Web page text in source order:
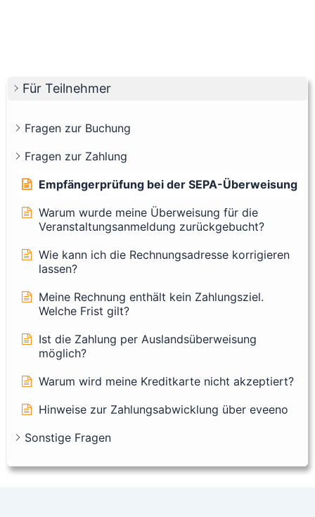
Für Teilnehmer
Fragen zur Buchung
Fragen zur Zahlung
Empfängerprüfung bei der SEPA-Überweisung
Warum wurde meine Überweisung für die
Veranstaltungsanmeldung zurückgebucht?
Wie kann ich die Rechnungsadresse korrigieren
lassen?
Meine Rechnung enthält kein Zahlungsziel.
Welche Frist gilt?
Ist die Zahlung per Auslandsüberweisung
möglich?
Warum wird meine Kreditkarte nicht akzeptiert?
Hinweise zur Zahlungsabwicklung über eveeno
Sonstige Fragen